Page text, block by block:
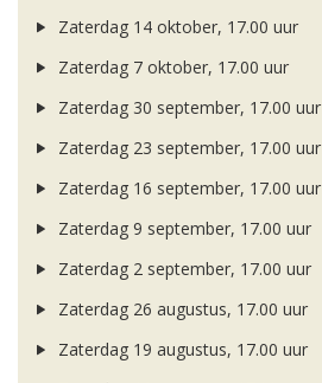
Zaterdag 14 oktober, 17.00 uur
Zaterdag 7 oktober, 17.00 uur
Zaterdag 30 september, 17.00 uur
Zaterdag 23 september, 17.00 uur
Zaterdag 16 september, 17.00 uur
Zaterdag 9 september, 17.00 uur
Zaterdag 2 september, 17.00 uur
Zaterdag 26 augustus, 17.00 uur
Zaterdag 19 augustus, 17.00 uur